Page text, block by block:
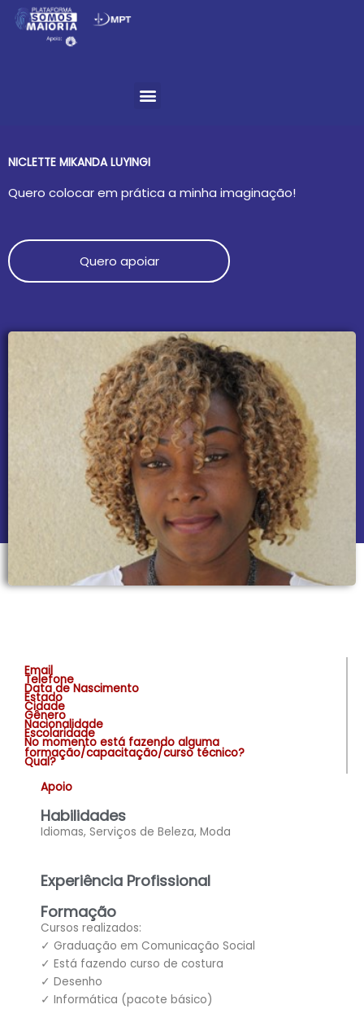
para
NICLETTE MIKANDA LUYINGI
Quero colocar em prática a minha imaginação!
Quero apoiar
Email
Telefone
Data de Nascimento
Estado
Cidade
Gênero
Nacionalidade
Escolaridade
No momento está fazendo alguma
formação/capacitação/curso técnico?
Qual?
Apoio
Habilidades
Idiomas, Serviços de Beleza, Moda
Experiência Profissional
Formação
Cursos realizados:
✓ Graduação em Comunicação Social
✓ Está fazendo curso de costura
✓ Desenho
✓ Informática (pacote básico)